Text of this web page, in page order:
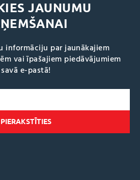
JAUNUMU
informāciju par jaunākajiem
vai īpašajiem piedāvājumiem
savā e-pastā!